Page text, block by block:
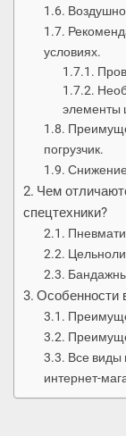
условиях.
элементы
погрузчик.
Чем
спецтехники?
Особенности
Все виды
интернет-